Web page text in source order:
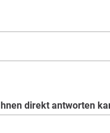
direkt antworten